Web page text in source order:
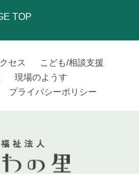
TOP
セス
こども/相談支援
現場のようす
プライバシーポリシー